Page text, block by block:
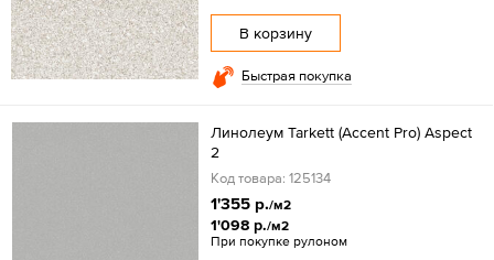
В корзину
Быстрая покупка
Линолеум Tarkett (Accent Pro) Aspect
2
Код товара: 125134
1'355 р./м2
1'098 р./м2
При покупке рулоном